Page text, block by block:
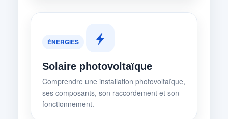
ÉNERGIES
Solaire photovoltaïque
Comprendre une installation photovoltaïque,
ses composants, son raccordement et son
fonctionnement.